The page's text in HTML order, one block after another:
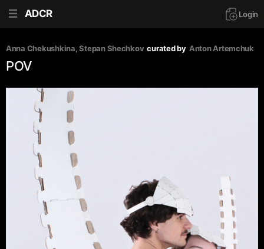
ADCR Login
Anna Chekushkina, Stepan Shechkov curated by Anton Artemchuk
POV